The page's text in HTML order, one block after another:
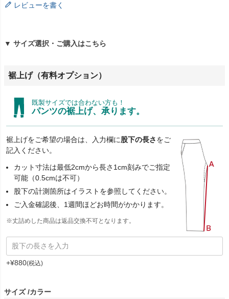
レビューを書く
▼ サイズ選択・ご購入はこちら
裾上げ（有料オプション）
既製サイズでは合わない方も！
パンツの裾上げ、承ります。
裾上げをご希望の場合は、入力欄に股下の長さをご
記入ください。
カット寸法は最低2cmから長さ1cm刻みでご指定
可能（0.5cmは不可）
股下の計測箇所はイラストを参照してください。
ご入金確認後、1週間ほどお時間がかかります。
※丈詰めした商品は返品交換不可となります。
+¥880 税込
サイズ カラー